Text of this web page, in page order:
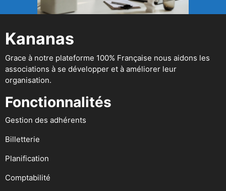
Kananas
Grace à notre plateforme 100% Française nous aidons les
associations à se développer et à améliorer leur
organisation.
Fonctionnalités
Gestion des adhérents
Billetterie
Planification
Comptabilité